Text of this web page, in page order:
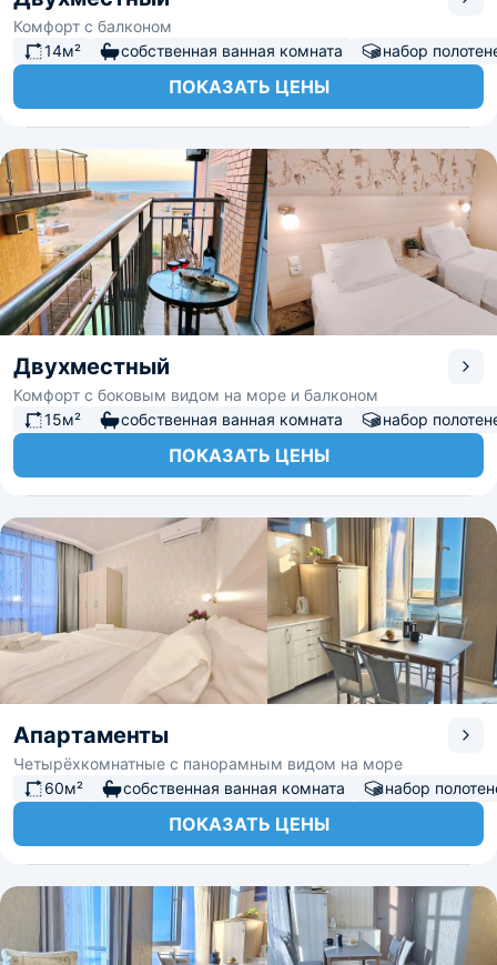
Комфорт с балконом
14м²
собственная ванная комната набор
ПОКАЗАТЬ ЦЕНЫ
Двухместный
Комфорт с боковым видом на море и балконом
15м²
собственная ванная комната набор
ПОКАЗАТЬ ЦЕНЫ
Апартаменты
Четырёхкомнатные с панорамным видом на море
60м²
собственная ванная комната набор
ПОКАЗАТЬ ЦЕНЫ